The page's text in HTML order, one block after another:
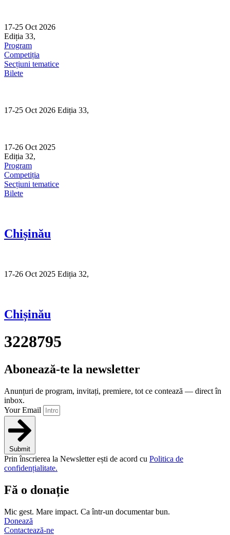
content
17-25 Oct 2026
Ediția 33,
Program
Competiția
Secțiuni tematice
Bilete
17-25 Oct 2026 Ediția 33,
17-26 Oct 2025
Ediția 32,
Program
Competiția
Secțiuni tematice
Bilete
Chișinău
17-26 Oct 2025 Ediția 32,
Chișinău
3228795
Abonează-te la newsletter
Anunțuri de program, invitați, premiere, tot ce contează — direct în
inbox.
Your Email
Submit
Prin înscrierea la Newsletter ești de acord cu Politica de
confidențialitate.
Fă o donație
Mic gest. Mare impact. Ca într-un documentar bun.
Donează
Contactează-ne